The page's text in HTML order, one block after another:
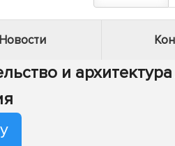
Новости
и архитектура